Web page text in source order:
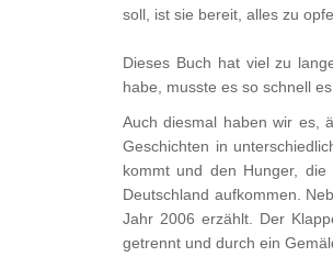
soll, ist sie bereit, alles zu
Dieses Buch hat viel zu
habe, musste es so schnell
Auch diesmal haben wir es,
Geschichten in
kommt und den Hunger,
Deutschland aufkommen.
Jahr 2006 erzählt. Der
getrennt und durch ein